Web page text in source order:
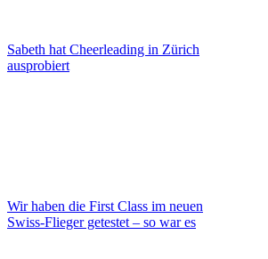
Sabeth hat Cheerleading in Zürich
ausprobiert
Wir haben die First Class im neuen
Swiss-Flieger getestet – so war es